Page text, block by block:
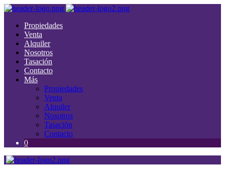
Propiedades
Venta
Alquiler
Nosotros
Tasación
Contacto
Más
Propiedades
Venta
Alquiler
Nosotros
Tasación
Contacto
0